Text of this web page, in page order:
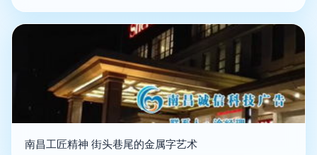
南昌工匠精神 街头巷尾的金属字艺术